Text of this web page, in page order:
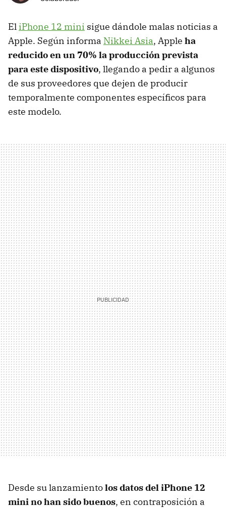
El iPhone 12 mini sigue dándole malas noticias a
Apple. Según informa Nikkei Asia, Apple ha
reducido en un 70% la producción prevista
para este dispositivo, llegando a pedir a algunos
de sus proveedores que dejen de producir
temporalmente componentes específicos para
este modelo.
Desde su lanzamientolos datos del iPhone 12
mini no han sido buenos, en contraposición a